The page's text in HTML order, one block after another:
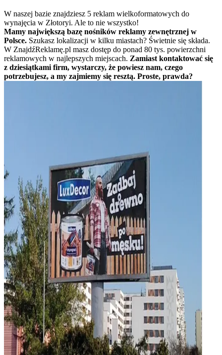
W naszej bazie znajdziesz 5 reklam wielkoformatowych do
wynajęcia w Złotoryi. Ale to nie wszystko!
Mamy największą bazę nośników reklamy zewnętrznej w
Polsce. Szukasz lokalizacji w kilku miastach? Świetnie się składa.
W ZnajdźReklamę.pl masz dostęp do ponad 80 tys. powierzchni
reklamowych w najlepszych miejscach. Zamiast kontaktować się
z dziesiątkami firm, wystarczy, że powiesz nam, czego
potrzebujesz, a my zajmiemy się resztą. Proste, prawda?